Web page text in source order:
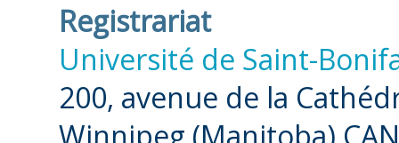
Registrariat
Université de Saint-
200, avenue de la
Winnipeg (Manitoba)